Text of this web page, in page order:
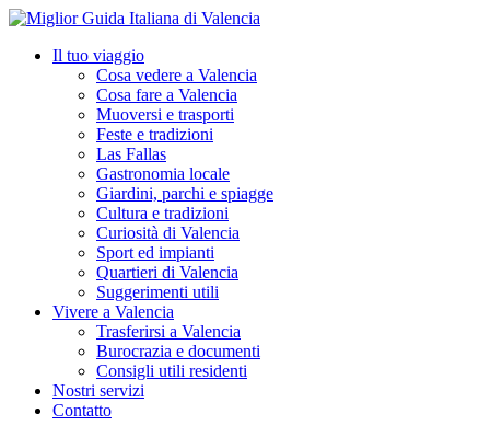
Vai
contenutoIl tuo viaggio
Cosa vedere a Valencia
Cosa fare a Valencia
Muoversi e trasporti
Feste e tradizioni
Las Fallas
Gastronomia locale
Giardini, parchi e spiagge
Cultura e tradizioni
Curiosità di Valencia
Sport ed impianti
Quartieri di Valencia
Suggerimenti utili
Vivere a Valencia
Trasferirsi a Valencia
Burocrazia e documenti
Consigli utili residenti
Nostri servizi
Contatto